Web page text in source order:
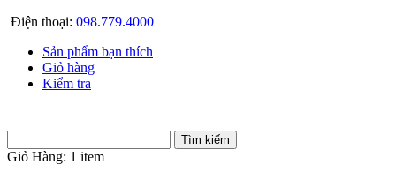
Điện thoại: 098.779.4000
Sản phẩm bạn thích
Giỏ hàng
Kiểm tra
Giỏ Hàng: 1 item